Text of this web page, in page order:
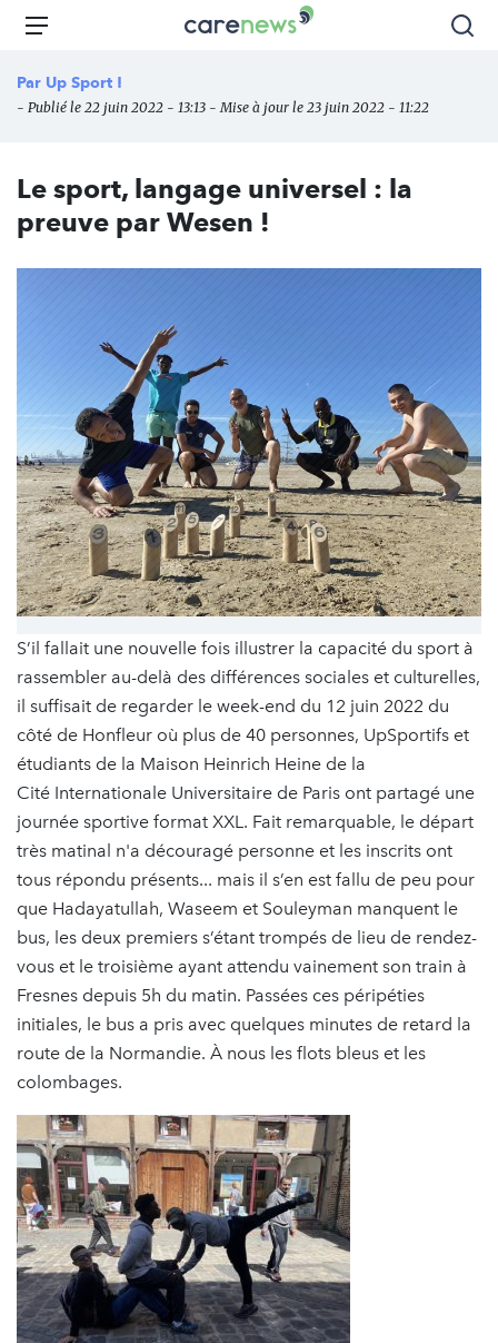
Aller
principal
Carenews,
des
l'engagement
Menu
Par Up Sport !
- Publié le 22 juin 2022 - 13:13 - Mise à jour le 23 juin 2022 - 11:22
Le sport, langage universel : la
preuve par Wesen !
S’il fallait une nouvelle fois illustrer la capacité du sport à
rassembler au-delà des différences sociales et culturelles,
il suffisait de regarder le week-end du 12 juin 2022 du
côté de Honfleur où plus de 40 personnes, UpSportifs et
étudiants de la Maison Heinrich Heine de la
Cité Internationale Universitaire de Paris ont partagé une
journée sportive format XXL. Fait remarquable, le départ
très matinal n'a découragé personne et les inscrits ont
tous répondu présents... mais il s’en est fallu de peu pour
que Hadayatullah, Waseem et Souleyman manquent le
bus, les deux premiers s’étant trompés de lieu de rendez-
vous et le troisième ayant attendu vainement son train à
Fresnes depuis 5h du matin. Passées ces péripéties
initiales, le bus a pris avec quelques minutes de retard la
route de la Normandie. À nous les flots bleus et les
colombages.